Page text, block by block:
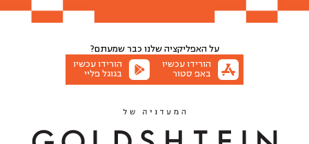
על האפליקציה שלנו כבר שמעתם?
הורידו עכשיו
באפ סטור
הורידו עכשיו
בגוגל פליי